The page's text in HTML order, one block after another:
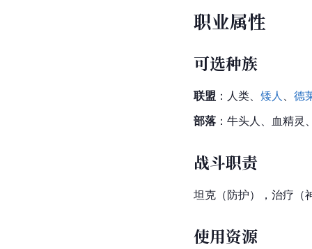
职业属性
可选种族
联盟 ：人类、 矮人
德
部落 ： 牛头人 、血精
战斗职责
坦克（防护），治疗（
使用资源